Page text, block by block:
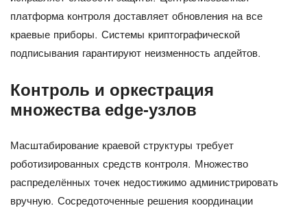
платформа контроля доставляет обновления на все
краевые приборы. Системы криптографической
подписывания гарантируют неизменность апдейтов.
Контроль и оркестрация
множества edge‑узлов
Масштабирование краевой структуры требует
роботизированных средств контроля. Множество
распределённых точек недостижимо администрировать
вручную. Сосредоточенные решения координации